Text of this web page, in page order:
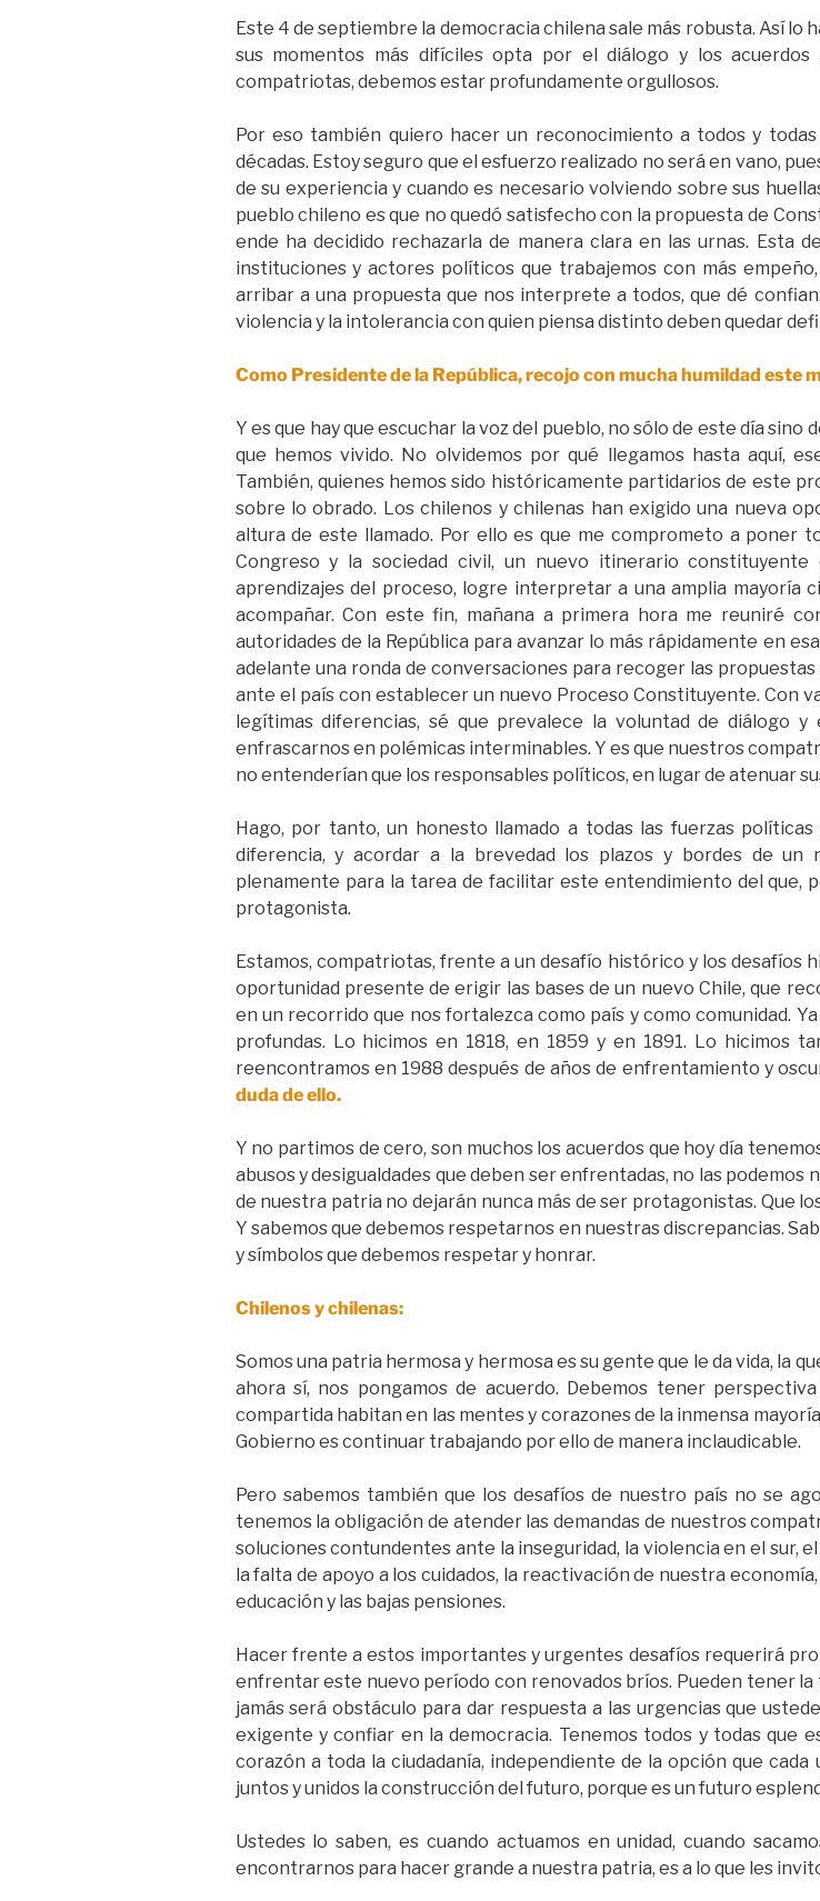
Este 4 de septiembre la democracia chilena sale más robusta. Así lo
sus momentos más difíciles opta por el diálogo y los
compatriotas, debemos estar profundamente orgullosos.
Por eso también quiero hacer un reconocimiento a todos y
décadas. Estoy seguro que el esfuerzo realizado no será en vano,
de su experiencia y cuando es necesario volviendo sobre sus
pueblo chileno es que no quedó satisfecho con la propuesta de
ende ha decidido rechazarla de manera clara en las urnas. Esta
instituciones y actores políticos que trabajemos con más
arribar a una propuesta que nos interprete a todos, que dé
violencia y la intolerancia con quien piensa distinto deben quedar
Como Presidente de la República, recojo con mucha humildad este
Y es que hay que escuchar la voz del pueblo, no sólo de este día
que hemos vivido. No olvidemos por qué llegamos hasta aquí,
También, quienes hemos sido históricamente partidarios de este
sobre lo obrado. Los chilenos y chilenas han exigido una nueva
altura de este llamado. Por ello es que me comprometo a poner
Congreso y la sociedad civil, un nuevo itinerario
aprendizajes del proceso, logre interpretar a una amplia mayoría
acompañar. Con este fin, mañana a primera hora me reuniré
autoridades de la República para avanzar lo más rápidamente en
adelante una ronda de conversaciones para recoger las
ante el país con establecer un nuevo Proceso Constituyente. Con
legítimas diferencias, sé que prevalece la voluntad de diálogo
enfrascarnos en polémicas interminables. Y es que nuestros
no entenderían que los responsables políticos, en lugar de atenuar
Hago, por tanto, un honesto llamado a todas las fuerzas
diferencia, y acordar a la brevedad los plazos y bordes de un
plenamente para la tarea de facilitar este entendimiento del que,
protagonista.
Estamos, compatriotas, frente a un desafío histórico y los desafíos
oportunidad presente de erigir las bases de un nuevo Chile, que
en un recorrido que nos fortalezca como país y como comunidad.
profundas. Lo hicimos en 1818, en 1859 y en 1891. Lo hicimos
reencontramos en 1988 después de años de enfrentamiento y
duda de ello.
Y no partimos de cero, son muchos los acuerdos que hoy día
abusos y desigualdades que deben ser enfrentadas, no las
de nuestra patria no dejarán nunca más de ser protagonistas. Que
Y sabemos que debemos respetarnos en nuestras discrepancias.
y símbolos que debemos respetar y honrar.
Chilenos y chilenas:
Somos una patria hermosa y hermosa es su gente que le da vida, la
ahora sí, nos pongamos de acuerdo. Debemos tener
compartida habitan en las mentes y corazones de la inmensa
Gobierno es continuar trabajando por ello de manera inclaudicable.
Pero sabemos también que los desafíos de nuestro país no se
tenemos la obligación de atender las demandas de nuestros
soluciones contundentes ante la inseguridad, la violencia en el sur,
la falta de apoyo a los cuidados, la reactivación de nuestra
educación y las bajas pensiones.
Hacer frente a estos importantes y urgentes desafíos requerirá
enfrentar este nuevo período con renovados bríos. Pueden tener la
jamás será obstáculo para dar respuesta a las urgencias que
exigente y confiar en la democracia. Tenemos todos y todas que
corazón a toda la ciudadanía, independiente de la opción que
juntos y unidos la construcción del futuro, porque es un futuro
Ustedes lo saben, es cuando actuamos en unidad, cuando
encontrarnos para hacer grande a nuestra patria, es a lo que les